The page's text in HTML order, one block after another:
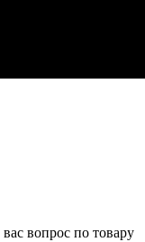
вопрос по товару